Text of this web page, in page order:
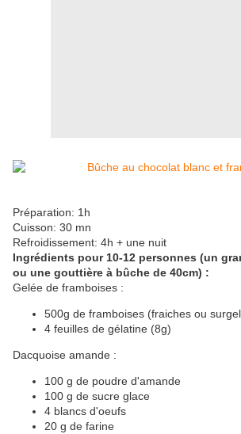
Préparation: 1h
Cuisson: 30 mn
Refroidissement: 4h + une nuit
Ingrédients pour 10-12 personnes (un
ou une gouttière à bûche de 40cm) :
Gelée de framboises :
500g de framboises (fraiches ou
4 feuilles de gélatine (8g)
Dacquoise amande :
100 g de poudre d'amande
100 g de sucre glace
4 blancs d'oeufs
20 g de farine